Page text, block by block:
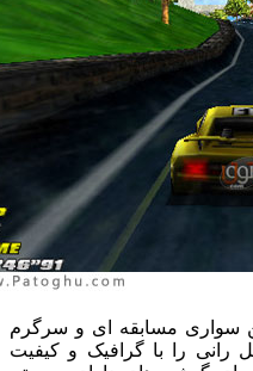
مسابقه ای و سرگرم
را با گرافیک و کیفیت